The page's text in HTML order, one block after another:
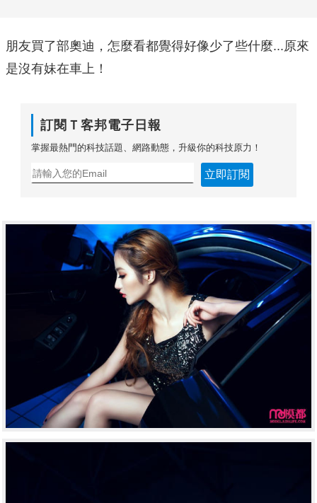
朋友買了部奧迪，怎麼看都覺得好像少了些什麼...原來
是沒有妹在車上！
訂閱Ｔ客邦電子日報
掌握最熱門的科技話題、網路動態，升級你的科技原力！
立即訂閱